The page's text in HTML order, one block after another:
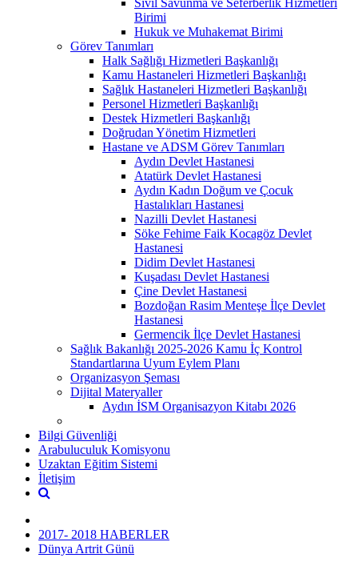
Birimi
Hukuk ve Muhakemat Birimi
Görev Tanımları
Halk Sağlığı Hizmetleri Başkanlığı
Kamu Hastaneleri Hizmetleri Başkanlığı
Sağlık Hastaneleri Hizmetleri Başkanlığı
Personel Hizmetleri Başkanlığı
Destek Hizmetleri Başkanlığı
Doğrudan Yönetim Hizmetleri
Hastane ve ADSM Görev Tanımları
Aydın Devlet Hastanesi
Atatürk Devlet Hastanesi
Aydın Kadın Doğum ve Çocuk
Hastalıkları Hastanesi
Nazilli Devlet Hastanesi
Söke Fehime Faik Kocagöz Devlet
Hastanesi
Didim Devlet Hastanesi
Kuşadası Devlet Hastanesi
Çine Devlet Hastanesi
Bozdoğan Rasim Menteşe İlçe Devlet
Hastanesi
Germencik İlçe Devlet Hastanesi
Sağlık Bakanlığı 2025-2026 Kamu İç Kontrol
Standartlarına Uyum Eylem Planı
Organizasyon Şeması
Dijital Materyaller
Aydın İSM Organisazyon Kitabı 2026
Bilgi Güvenliği
Arabuluculuk Komisyonu
Uzaktan Eğitim Sistemi
İletişim
2017- 2018 HABERLER
Dünya Artrit Günü